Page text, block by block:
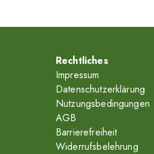
Rechtliches
Impressum
Datenschutzerklärung
Nutzungsbedingungen
AGB
Barrierefreiheit
Widerrufsbelehrung